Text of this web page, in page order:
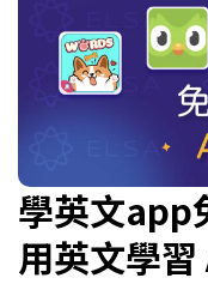
學英文app
用英文學